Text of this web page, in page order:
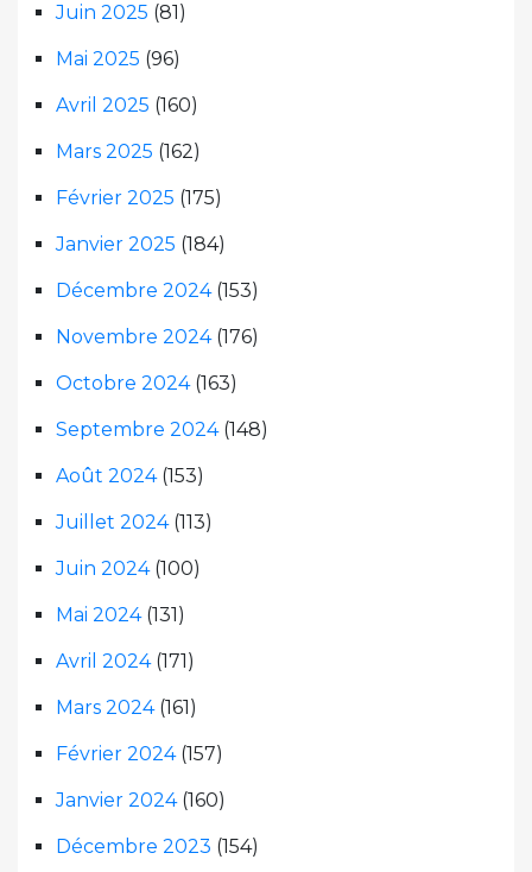
Juin 2025 (81)
Mai 2025 (96)
Avril 2025 (160)
Mars 2025 (162)
Février 2025 (175)
Janvier 2025 (184)
Décembre 2024(153)
Novembre 2024(176)
Octobre 2024(163)
Septembre 2024(148)
Août 2024(153)
Juillet 2024(113)
Juin 2024(100)
Mai 2024(131)
Avril 2024(171)
Mars 2024(161)
Février 2024(157)
Janvier 2024(160)
Décembre 2023 (154)